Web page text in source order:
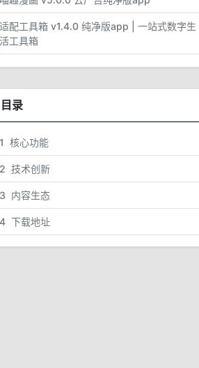
适配工具箱 v1.4.0 纯净版app | 一站式数字生
活工具箱
目录
1 核心功能
2 技术创新
3 内容生态
4 下载地址